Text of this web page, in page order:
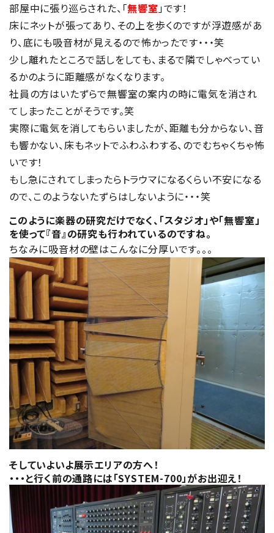
部屋中に張り巡らされた、「無響室」です！
床にネットが張ってあり、その上を歩くのですが浮遊感があ
り、底にも吸音材が見えるので怖かったです・・・笑
少し離れたところで話しをしても、まるで隣でしゃべってい
るかのように距離感がなくなります。
社員の方はいたずらで無響室の案内の時に電気を消され
てしまったことがそうです。笑
実際に電気を消してもらいましたが、距離も分からない、音
も響かない、床もネットでふわふわする、のでむちゃくちゃ怖
いです！
もし急にされてしまったらトラウマになるくらい不安になる
ので、このようないたずらはしないように・・・笑
このように楽器の研究だけでなく、「スタジオ」や「無響室」
を使って『音』の研究も行われているのですね。
ちなみに吸音材の壁はこんなに分厚いです。。。
そしていよいよ展示エリアの方へ！
・・・と行く前の通路には「SYSTEM-700」がお出迎え！